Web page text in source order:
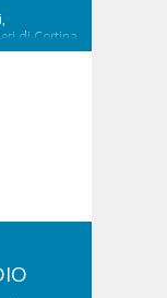
di Cortina
di